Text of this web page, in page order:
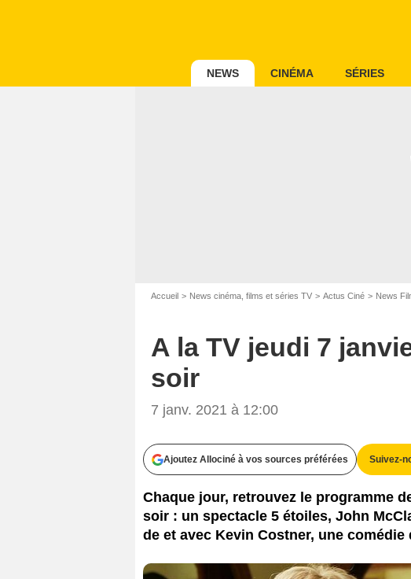
NEWS CINÉMA SÉRIES
Accueil News cinéma, films et séries TV Actus Ciné News
A la TV jeudi 7
soir
7 janv. 2021 à 12:00
Ajoutez Allociné à vos sources préférées Suivez-
Chaque jour, retrouvez le programme
soir : un spectacle 5 étoiles, John
de et avec Kevin Costner, une comédie